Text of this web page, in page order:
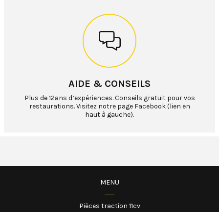
AIDE & CONSEILS
Plus de 12ans d’expériences. Conseils gratuit pour vos
restaurations. Visitez notre page Facebook (lien en
haut à gauche).
MENU
Pièces traction 11cv